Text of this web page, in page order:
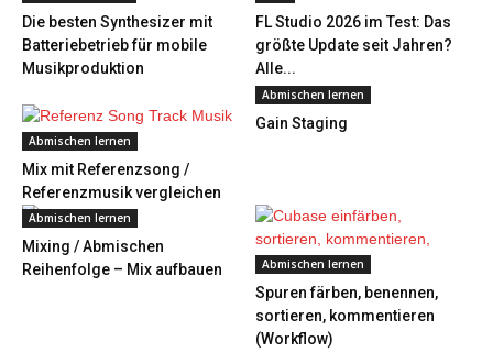
Die besten Synthesizer mit
Batteriebetrieb für mobile
Musikproduktion
FL Studio 2026 im Test: Das
größte Update seit Jahren?
Alle...
Abmischen lernen
Mix mit Referenzsong /
Referenzmusik vergleichen
Abmischen lernen
Gain Staging
Abmischen lernen
Mixing / Abmischen
Reihenfolge – Mix aufbauen
Abmischen lernen
Spuren färben, benennen,
sortieren, kommentieren
(Workflow)